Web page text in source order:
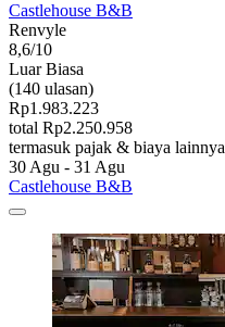
Castlehouse B&B
Renvyle
8,6/10
Luar Biasa
(140 ulasan)
Rp1.983.223
total Rp2.250.958
termasuk pajak & biaya lainnya
30 Agu - 31 Agu
Castlehouse B&B